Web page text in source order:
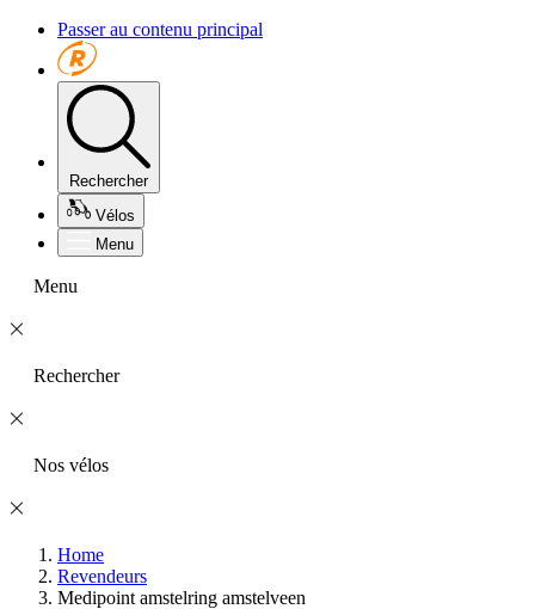
Passer au contenu principal
Rechercher
Vélos
Menu
Menu
Rechercher
Nos vélos
Home
Revendeurs
Medipoint amstelring amstelveen